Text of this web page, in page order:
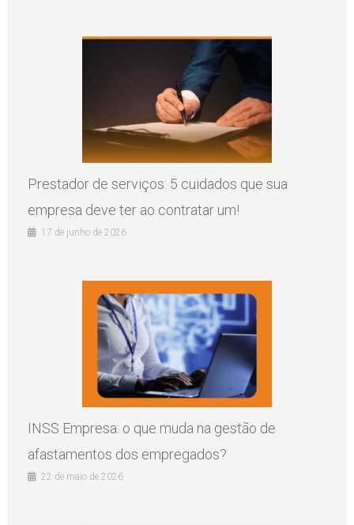
Prestador de serviços: 5 cuidados que sua
empresa deve ter ao contratar um!
17 de junho de 2026
INSS Empresa: o que muda na gestão de
afastamentos dos empregados?
22 de maio de 2026